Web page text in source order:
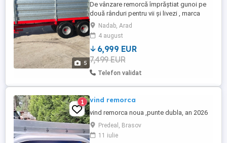
5
De vânzare remorcă împrăștiat gunoi pe
două rânduri pentru vii și livezi , marca
Gomar GR 45,capacitate 4,5 m3, două axe
, proțap articulat pt întors ușor de pe un
rând pe altul , reglare hidraulică la distanța
de improscare , în stare foarte bună , la
prima mâna . Se poate emite făcură .
Nadab, Arad
4 august
6,999 EUR
7,499 EUR
Telefon validat
1 vind remorca
vind remorca noua ,punte dubla, an 2026
Predeal, Brasov
11 iulie